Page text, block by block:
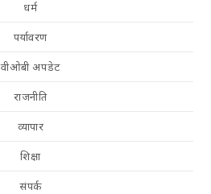
धर्म
पर्यावरण
वीओबी अपडेट
राजनीति
व्यापार
शिक्षा
संपर्क